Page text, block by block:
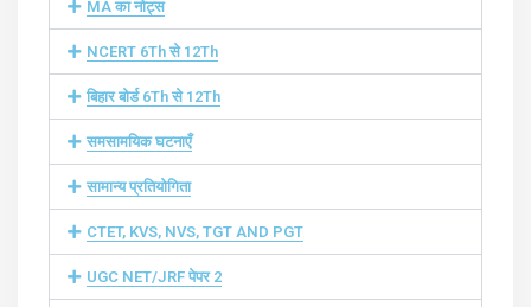
MA का नोट्स
NCERT 6Th से 12Th
बिहार बोर्ड 6Th से 12Th
समसामयिक घटनाएँ
सामान्य प्रतियोगिता
CTET, KVS, NVS, TGT AND PGT
UGC NET/JRF पेपर 2